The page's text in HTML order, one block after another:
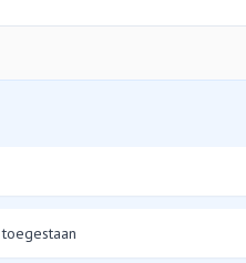
toegestaan